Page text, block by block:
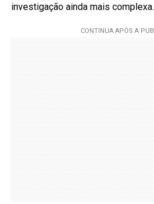
investigação ainda mais complexa.